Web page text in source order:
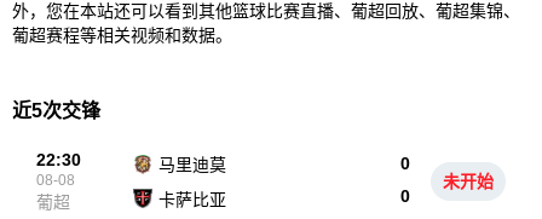
外，您在本站还可以看到其他篮球比赛直播、葡超回放、葡超集锦、
葡超赛程等相关视频和数据。
近5次交锋
22:30
08-08
葡超
马里迪莫
0
0
卡萨比亚
未开始